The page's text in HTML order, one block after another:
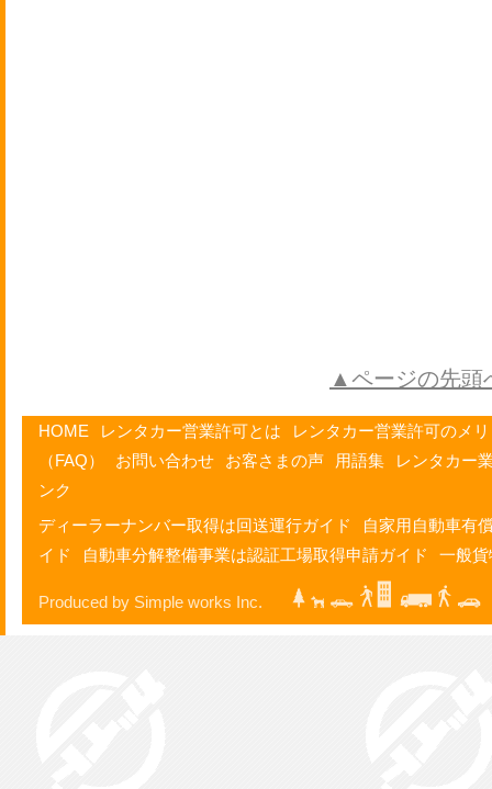
▲ページの先頭
HOME レンタカー営業許可とは
レンタカー営業許可のメ
（FAQ）
お問い合わせ お客さまの声 用語集
レンタカー
ンク
ディーラーナンバー取得は回送運行ガイド
自家用自動車有
イド
自動車分解整備事業は認証工場取得申請ガイド 一般
Produced by Simple works Inc.